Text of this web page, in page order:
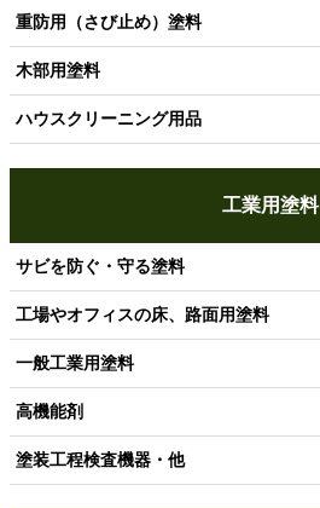
重防用（さび止め）塗料
木部用塗料
ハウスクリーニング用品
工業用塗料
サビを防ぐ・守る塗料
工場やオフィスの床、路面用塗料
一般工業用塗料
高機能剤
塗装工程検査機器・他